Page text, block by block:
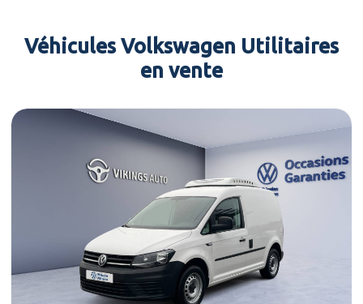
Véhicules Volkswagen Utilitaires
en vente